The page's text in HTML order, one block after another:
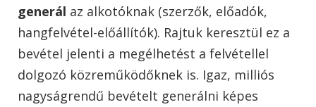
generál az alkotóknak (szerzők, előadók,
hangfelvétel-előállítók). Rajtuk keresztül ez a
bevétel jelenti a megélhetést a felvétellel
dolgozó közreműködőknek is. Igaz, milliós
nagyságrendű bevételt generálni képes